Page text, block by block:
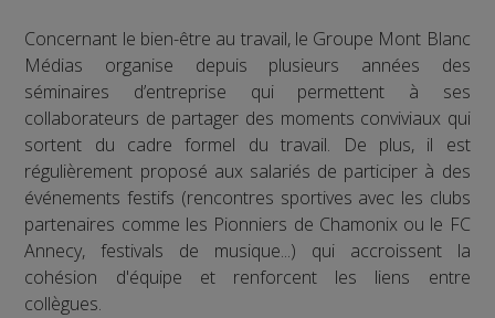
Concernant le bien-être au travail, le Groupe Mont Blanc
Médias organise depuis plusieurs années des
séminaires d’entreprise qui permettent à ses
collaborateurs de partager des moments conviviaux qui
sortent du cadre formel du travail. De plus, il est
régulièrement proposé aux salariés de participer à des
événements festifs (rencontres sportives avec les clubs
partenaires comme les Pionniers de Chamonix ou le FC
Annecy, festivals de musique...) qui accroissent la
cohésion d'équipe et renforcent les liens entre
collègues.